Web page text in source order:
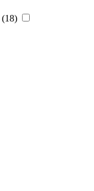
(18)